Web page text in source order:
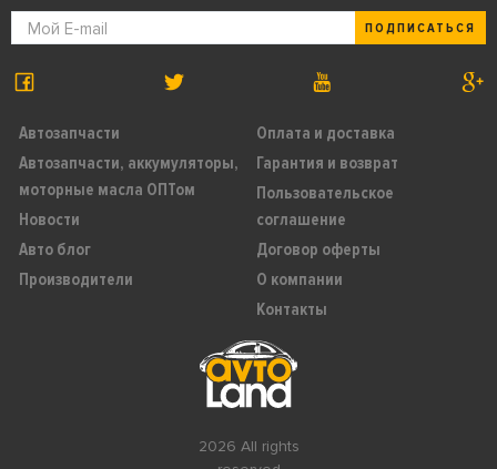
2026 All rights
Автозапчасти
Автозапчасти, аккумуляторы,
моторные масла ОПТом
Новости
Авто блог
Производители
Оплата и доставка
Гарантия и возврат
Пользовательское
соглашение
Договор оферты
О компании
Контакты
ПОДПИСАТЬСЯ